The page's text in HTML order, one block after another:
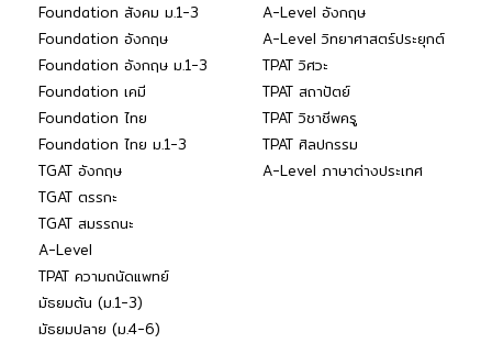
Foundation สังคม ม.1-3
Foundation อังกฤษ
Foundation อังกฤษ ม.1-3
Foundation เคมี
Foundation ไทย
Foundation ไทย ม.1-3
TGAT อังกฤษ
TGAT ตรรกะ
TGAT สมรรถนะ
A-Level
TPAT ความถนัดแพทย์
มัธยมต้น (ม.1-3)
มัธยมปลาย (ม.4-6)
A-Level อังกฤษ
A-Level วิทยาศาสตร์ประยุกต์
TPAT วิศวะ
TPAT สถาปัตย์
TPAT วิชาชีพครู
TPAT ศิลปกรรม
A-Level ภาษาต่างประเทศ